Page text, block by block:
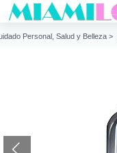
Personal, Salud y Belleza >